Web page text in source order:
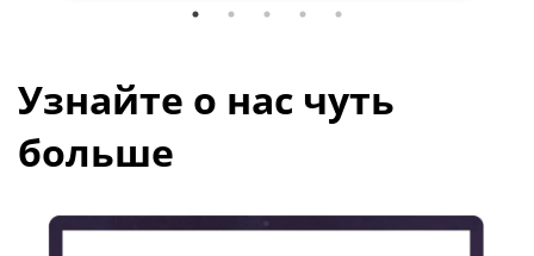
Узнайте о нас чуть
больше